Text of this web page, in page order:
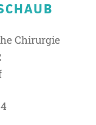
Chirurgie